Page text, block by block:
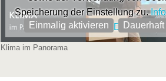
Speicherung der Einstellung zu.
der BTU zum Datenschutz
Einmalig aktivieren
Klima im Panorama